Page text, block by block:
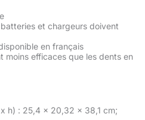
et chargeurs doivent
en français
moins efficaces que les dents en
h) : 25,4 x 20,32 x 38,1 cm;